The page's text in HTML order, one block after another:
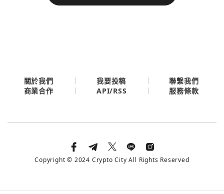
關於我們 我要投稿
聯繫我們
商業合作
API/RSS 服務條款
Copyright © 2024 Crypto City All Rights Reserved